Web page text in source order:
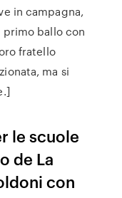
in campagna,
primo ballo con
fratello
ma si
le scuole
de La
con